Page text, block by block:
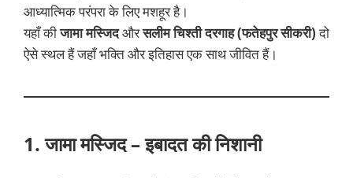
आध्यात्मिक परंपरा के लिए मशहूर है।
यहाँ कीजामा मस्जिदऔरसलीम चिश्ती दरगाह (फतेहपुर सीकरी)दो
ऐसे स्थल हैं जहाँ भक्ति और इतिहास एक साथ जीवित हैं।
1. जामा मस्जिद – इबादत की निशानी